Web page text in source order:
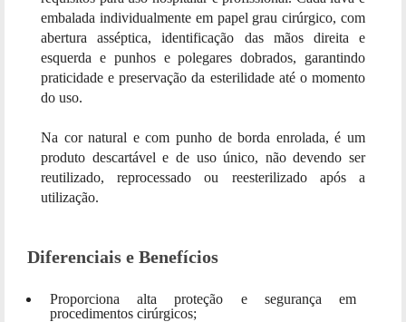
embalada individualmente em papel grau cirúrgico, com
abertura asséptica, identificação das mãos direita e
esquerda e punhos e polegares dobrados, garantindo
praticidade e preservação da esterilidade até o momento
do uso.
Na cor natural e com punho de borda enrolada, é um
produto descartável e de uso único, não devendo ser
reutilizado, reprocessado ou reesterilizado após a
utilização.
Diferenciais e Benefícios
Proporciona alta proteção e segurança em
procedimentos cirúrgicos;